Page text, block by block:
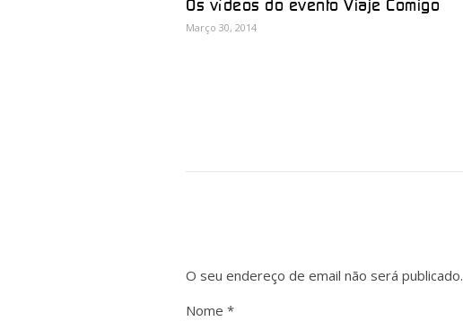
Os vídeos do evento Viaje Comigo
Março 30, 2014
O seu endereço de email não será publicado.
Nome *